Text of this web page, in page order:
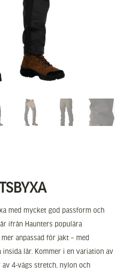
med mycket god passform och
ifrån Haunters populära
anpassad för jakt – med
lår. Kommer i en variation av
4-vägs stretch, nylon och